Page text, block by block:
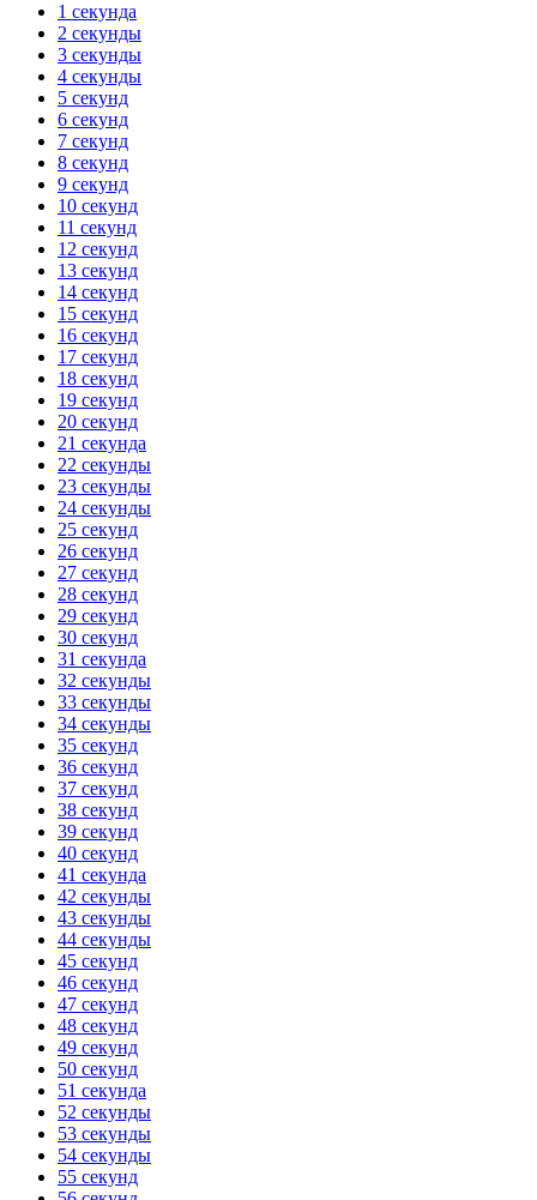
1 секунда
2 секунды
3 секунды
4 секунды
5 секунд
6 секунд
7 секунд
8 секунд
9 секунд
10 секунд
11 секунд
12 секунд
13 секунд
14 секунд
15 секунд
16 секунд
17 секунд
18 секунд
19 секунд
20 секунд
21 секунда
22 секунды
23 секунды
24 секунды
25 секунд
26 секунд
27 секунд
28 секунд
29 секунд
30 секунд
31 секунда
32 секунды
33 секунды
34 секунды
35 секунд
36 секунд
37 секунд
38 секунд
39 секунд
40 секунд
41 секунда
42 секунды
43 секунды
44 секунды
45 секунд
46 секунд
47 секунд
48 секунд
49 секунд
50 секунд
51 секунда
52 секунды
53 секунды
54 секунды
55 секунд